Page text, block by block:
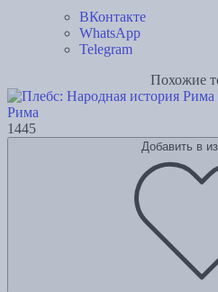
ВКонтакте
WhatsApp
Telegram
Похожие
Рима
1445
Добавить в